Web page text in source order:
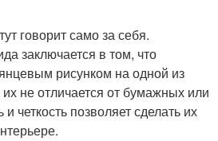
говорит само за себя.
заключается в том, что
рисунком на одной из
не отличается от бумажных или
четкость позволяет сделать их